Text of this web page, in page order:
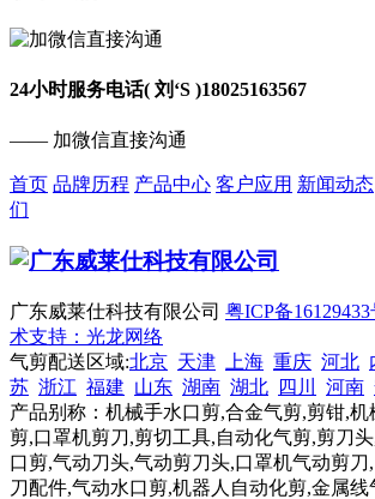
24小时服务电话( 刘‘S )18025163567
—— 加微信直接沟通
首页 品牌历程 产品中心 客户应用 新闻动态
们
广东威莱仕科技有限公司 粤ICP备16129433
术支持：光龙网络
气剪配送区域:北京 天津 上海 重庆 河北
苏 浙江 福建 山东 湖南 湖北 四川 河南
产品别称：机械手水口剪,合金气剪,剪钳,
剪,口罩机剪刀,剪切工具,自动化气剪,剪刀
口剪,气动刀头,气动剪刀头,口罩机气动剪
刀配件,气动水口剪,机器人自动化剪,金属